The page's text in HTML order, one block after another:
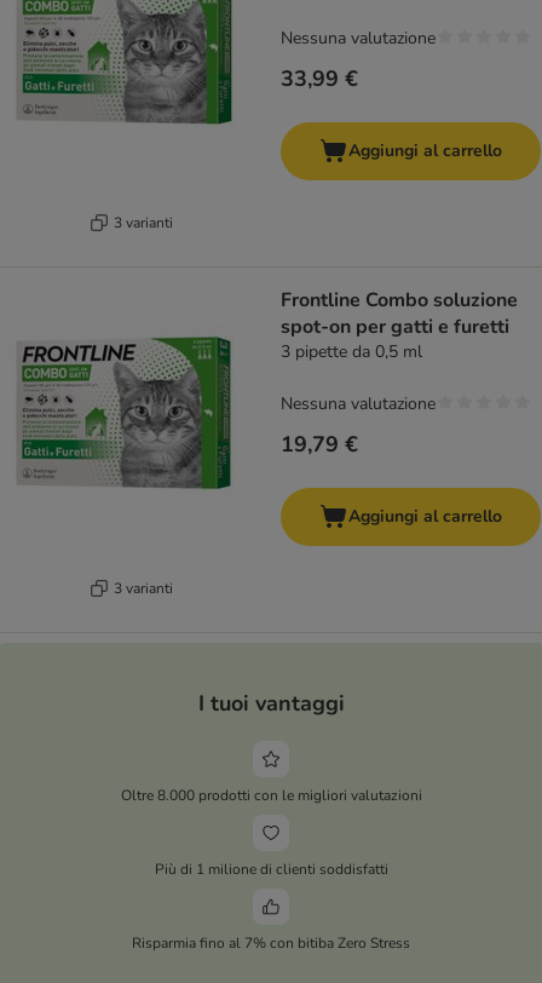
3 varianti
33,99 €
Nessuna valutazione
Aggiungi al carrello
3 varianti
Frontline Combo soluzione
spot-on per gatti e furetti
3 pipette da 0,5 ml
19,79 €
Nessuna valutazione
Aggiungi al carrello
I tuoi vantaggi
Oltre 8.000 prodotti con le migliori valutazioni
Più di 1 milione di clienti soddisfatti
Risparmia fino al 7% con bitiba Zero Stress